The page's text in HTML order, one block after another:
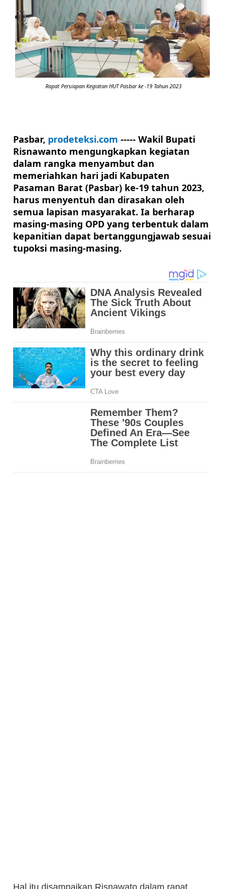
Rapat Persiapan Kegiatan HUT Pasbar ke -19 Tahun 2023
Pasbar, prodeteksi.com ----- Wakil Bupati
Risnawanto mengungkapkan kegiatan
dalam rangka menyambut dan
memeriahkan hari jadi Kabupaten
Pasaman Barat (Pasbar) ke-19 tahun 2023,
harus menyentuh dan dirasakan oleh
semua lapisan masyarakat. Ia berharap
masing-masing OPD yang terbentuk dalam
kepanitian dapat bertanggungjawab sesuai
tupoksi masing-masing.
Hal itu disampaikan Risnawato dalam rapat